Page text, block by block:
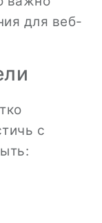
для веб-
с